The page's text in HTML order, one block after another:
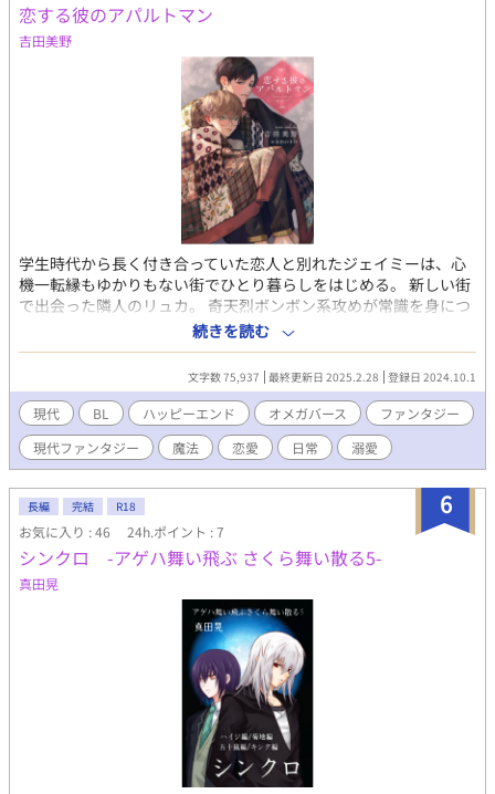
恋する彼のアパルトマン
吉田美野
学生時代から長く付き合っていた恋人と別れたジェイミーは、心
機一転縁もゆかりもない街でひとり暮らしをはじめる。 新しい街
で出会った隣人のリュカ。 奇天烈ボンボン系攻めが常識を身につ
け、美味しいものを食べ、隣人に癒されつつ惹かれていく、日常
系ゆるふわBL。 現代なんちゃって微ファンタジー。 あんまりえっ
ちにはならない予定です。 最終的には溺愛です。 オメガバ独自設
定あり。嚙んでも番にはなりません。 【登場人物】 ジェイミー・
ハッター：ちょっとろくでもないボンボン。アルファ。つくした
い派。「非魔法使い」たちに紛れたい魔法使い。 リュカ：ジェイ
ミーの隣人。オメガ。 リーアム：ジェイミーの友人 レイフ：ジェ
イミーの友人
続きを読む
文字数 75,937 最終更新日 2025.2.28 登録日 2024.10.1
現代 BL ハッピーエンド オメガバース
ファンタジー
現代ファンタジー
魔法 恋愛 日常 溺愛
6
長編 完結 R18
お気に入り : 46 24h.ポイント : 7
シンクロ -アゲハ舞い飛ぶ さくら舞い散る5-
真田晃